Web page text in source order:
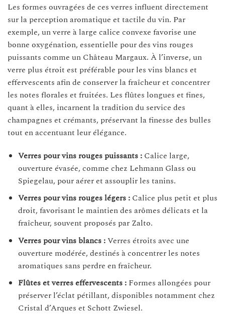
Les formes ouvragées de ces verres influent directement
sur la perception aromatique et tactile du vin. Par
exemple, un verre à large calice convexe favorise une
bonne oxygénation, essentielle pour des vins rouges
puissants comme un Château Margaux. À l’inverse, un
verre plus étroit est préférable pour les vins blancs et
effervescents afin de conserver la fraîcheur et concentrer
les notes florales et fruitées. Les flûtes longues et fines,
quant à elles, incarnent la tradition du service des
champagnes et crémants, préservant la finesse des bulles
tout en accentuant leur élégance.
Verres pour vins rouges puissants :Calice large,
ouverture évasée, comme chez Lehmann Glass ou
Spiegelau, pour aérer et assouplir les tanins.
Verres pour vins rouges légers :Calice plus petit et plus
droit, favorisant le maintien des arômes délicats et la
fraîcheur, souvent proposés par Zalto.
Verres pour vins blancs :Verres étroits avec une
ouverture modérée, destinés à concentrer les notes
aromatiques sans perdre en fraîcheur.
Flûtes et verres effervescents :Formes allongées pour
préserver l’éclat pétillant, disponibles notamment chez
Cristal d’Arques et Schott Zwiesel.